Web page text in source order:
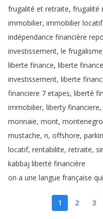
frugalité et retraite, frugalité
immobilier, immobilier locatif
indépendance financière
investissement, le frugalisme
liberte finance, liberte finance
investissement, liberte
financiere 7 etapes, liberté
immobilier, liberty financiere,
monnaie, mont, montenegro
mustache, n, offshore,
locatif, rentabilite, retraite,
kabbaj liberté financière
on a une langue française qui
1 2 3